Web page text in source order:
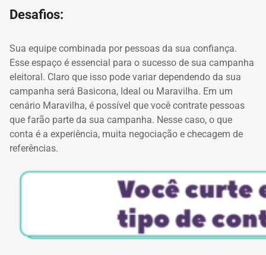
Desafios:
Sua equipe combinada por pessoas da sua confiança.
Esse espaço é essencial para o sucesso de sua campanha
eleitoral. Claro que isso pode variar dependendo da sua
campanha será Basicona, Ideal ou Maravilha. Em um
cenário Maravilha, é possível que você contrate pessoas
que farão parte da sua campanha. Nesse caso, o que
conta é a experiência, muita negociação e checagem de
referências.